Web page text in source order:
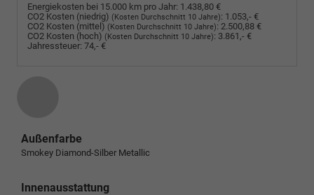
Energiekosten bei 15.000 km pro Jahr: 1.438,80 €
CO2 Kosten (niedrig) (Kosten Durchschnitt 10 Jahre): 1.053,- €
CO2 Kosten (mittel) (Kosten Durchschnitt 10 Jahre): 2.500,88 €
CO2 Kosten (hoch) (Kosten Durchschnitt 10 Jahre): 3.861,- €
Jahressteuer: 74,- €
Außenfarbe
Smokey Diamond-Silber Metallic
Innenausstattung